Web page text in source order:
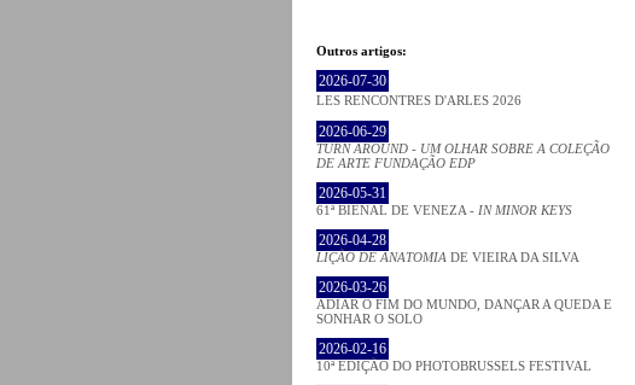
Outros artigos:
2026-07-30
LES RENCONTRES D'ARLES 2026
2026-06-29
TURN AROUND - UM OLHAR SOBRE A COLEÇÃO
DE ARTE FUNDAÇÃO EDP
2026-05-31
61ª BIENAL DE VENEZA - IN MINOR KEYS
2026-04-28
LIÇÃO DE ANATOMIA DE VIEIRA DA SILVA
2026-03-26
ADIAR O FIM DO MUNDO, DANÇAR A QUEDA E
SONHAR O SOLO
2026-02-16
10ª EDIÇÃO DO PHOTOBRUSSELS FESTIVAL